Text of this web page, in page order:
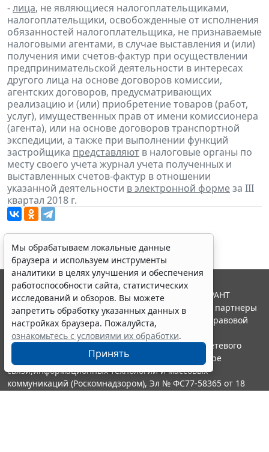
-лица, не являющиеся налогоплательщиками,
налогоплательщики, освобожденные от исполнения
обязанностей налогоплательщика, не признаваемые
налоговыми агентами, в случае выставления и (или)
получения ими счетов-фактур при осуществлении
предпринимательской деятельности в интересах
другого лица на основе договоров комиссии,
агентских договоров, предусматривающих
реализацию и (или) приобретение товаров (работ,
услуг), имущественных прав от имени комиссионера
(агента), или на основе договоров транспортной
экспедиции, а также при выполнении функций
застройщика представляют в налоговые органы по
месту своего учета журнал учета полученных и
выставленных счетов-фактур в отношении
указанной деятельности в электронной формеза III
квартал 2018 г.
Мы обрабатываем локальные данные
браузера и используем инструменты
аналитики в целях улучшения и обеспечения
работоспособности сайта, статистических
исследований и обзоров. Вы можете
запретить обработку указанных данных в
настройках браузера. Пожалуйста,
ознакомьтесь с условиями их обработки.
Принять
© ООО "НПП "ГАРАНТ-СЕРВИС", 2026. Система ГАРАНТ
выпускается с 1990 года. Компания "Гарант" и ее партнеры
являются участниками Российской ассоциации правовой
информации ГАРАНТ.
Портал ГАРАНТ.РУ зарегистрирован в качестве сетевого
издания Федеральной службой по надзору в сфере
связи,информационных технологий и массовых
коммуникаций (Роскомнадзором), Эл № ФС77-58365 от 18